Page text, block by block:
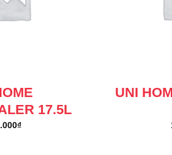
17.5L
₫
UNI